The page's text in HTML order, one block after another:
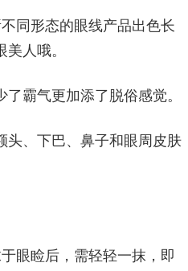
同形态的眼线产品出色长
人哦。
霸气更加添了脱俗感觉。
头、下巴、鼻子和眼周皮肤
眼睑后，需轻轻一抹，即